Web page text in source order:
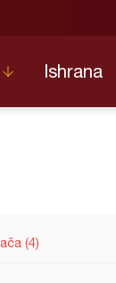
Ishrana
(4)